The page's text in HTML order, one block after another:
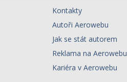
Kontakty
Autoři Aerowebu
Jak se stát autorem
Reklama na Aerowebu
Kariéra v Aerowebu